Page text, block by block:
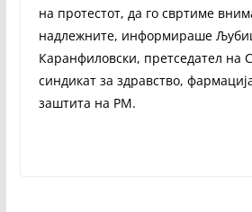
на протестот, да го свртиме
надлежните, информираше
Каранфиловски, претседател на
синдикат за здравство,
заштита на РМ.